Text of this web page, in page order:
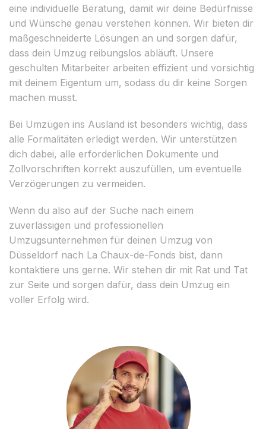
eine individuelle Beratung, damit wir deine Bedürfnisse
und Wünsche genau verstehen können. Wir bieten dir
maßgeschneiderte Lösungen an und sorgen dafür,
dass dein Umzug reibungslos abläuft. Unsere
geschulten Mitarbeiter arbeiten effizient und vorsichtig
mit deinem Eigentum um, sodass du dir keine Sorgen
machen musst.
Bei Umzügen ins Ausland ist besonders wichtig, dass
alle Formalitäten erledigt werden. Wir unterstützen
dich dabei, alle erforderlichen Dokumente und
Zollvorschriften korrekt auszufüllen, um eventuelle
Verzögerungen zu vermeiden.
Wenn du also auf der Suche nach einem
zuverlässigen und professionellen
Umzugsunternehmen für deinen Umzug von
Düsseldorf nach La Chaux-de-Fonds bist, dann
kontaktiere uns gerne. Wir stehen dir mit Rat und Tat
zur Seite und sorgen dafür, dass dein Umzug ein
voller Erfolg wird.